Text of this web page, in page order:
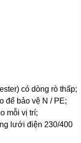
có dòng rò thấp;
để bảo vệ N / PE;
mỗi vị trí;
lưới điện 230/400